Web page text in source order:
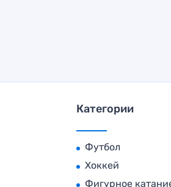
Категории
Футбол
Хоккей
Фигурное